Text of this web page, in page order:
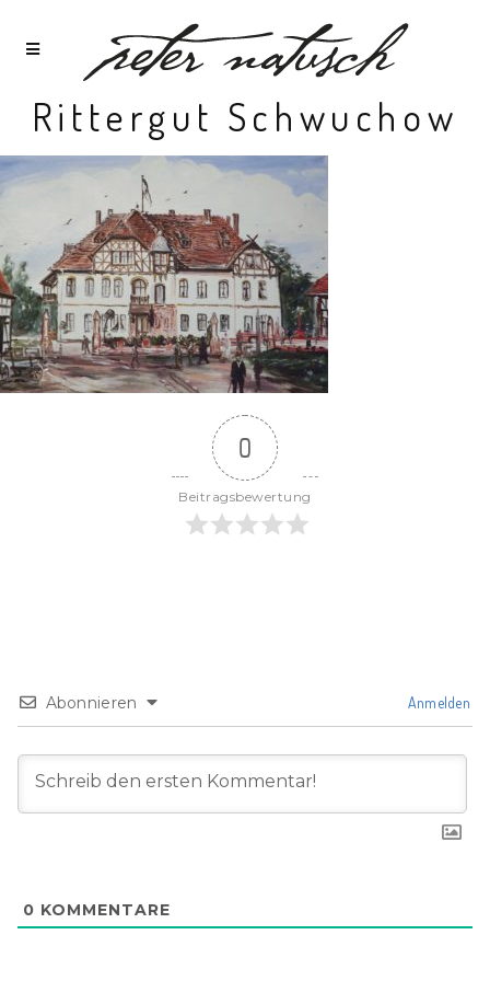
Rittergut Schwuchow
0
Beitragsbewertung
Abonnieren Anmelden
0 KOMMENTARE